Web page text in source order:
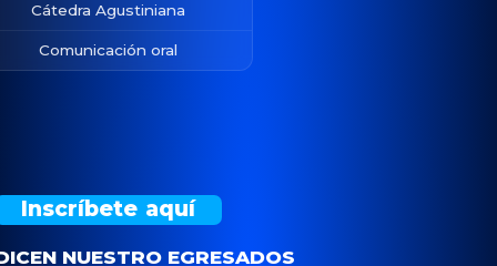
Cátedra Agustiniana
Comunicación oral
Inscríbete aquí
NUESTRO EGRESADOS